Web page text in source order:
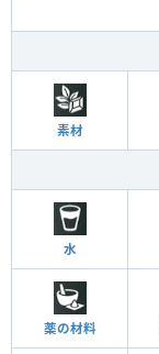
素材
水
薬の材料